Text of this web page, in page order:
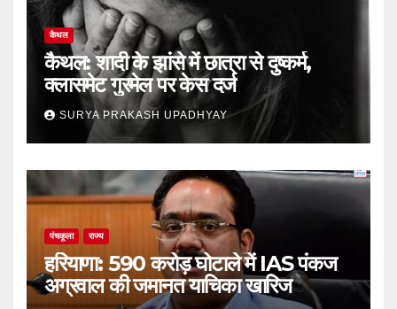
कैथल
कैथल: शादी के झांसे में छात्रा से दुष्कर्म,
क्लासमेट गुरमेल पर केस दर्ज
SURYA PRAKASH UPADHYAY
पंचकूला राज्य
हरियाणा: 590 करोड़ घोटाले में IAS पंकज
अग्रवाल की जमानत याचिका खारिज